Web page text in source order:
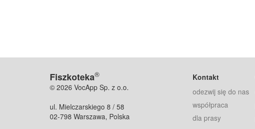
Fiszkoteka®
© 2026 VocApp Sp. z o.o.
ul. Mielczarskiego 8 / 58
02-798 Warszawa, Polska
Kontakt
odezwij się do nas
współpraca
dla prasy